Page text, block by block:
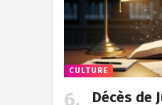
CULTURE
Décès de